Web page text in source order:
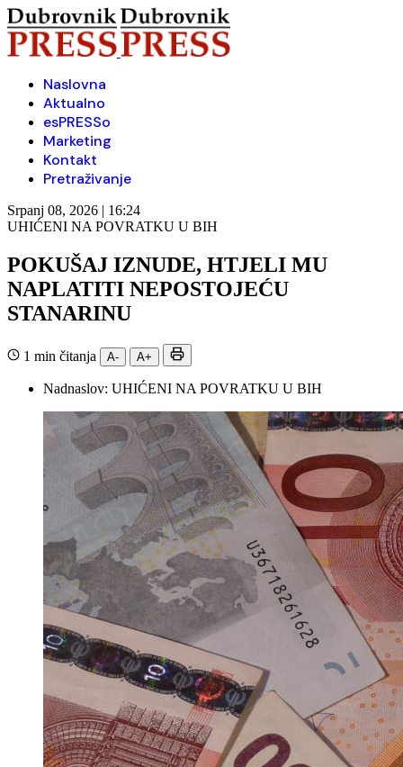
Naslovna
Aktualno
esPRESSo
Marketing
Kontakt
Pretraživanje
Srpanj 08, 2026 | 16:24
UHIĆENI NA POVRATKU U BIH
POKUŠAJ IZNUDE, HTJELI MU
NAPLATITI NEPOSTOJEĆU
STANARINU
1 min čitanja A- A+
Nadnaslov: UHIĆENI NA POVRATKU U BIH